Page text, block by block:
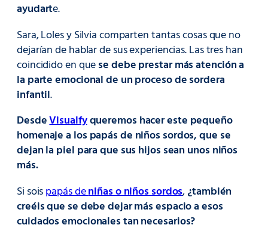
ayudarte.
Sara, Loles y Silvia comparten tantas cosas que no
dejarían de hablar de sus experiencias. Las tres han
coincidido en quese debe prestar más atención a
la parte emocional de un proceso de sordera
infantil.
DesdeVisualfyqueremos hacer este pequeño
homenaje a los papás de niños sordos, que se
dejan la piel para que sus hijos sean unos niños
más.
Si soispapás deniñas o niños sordos,¿también
creéis que se debe dejar más espacio a esos
cuidados emocionales tan necesarios?